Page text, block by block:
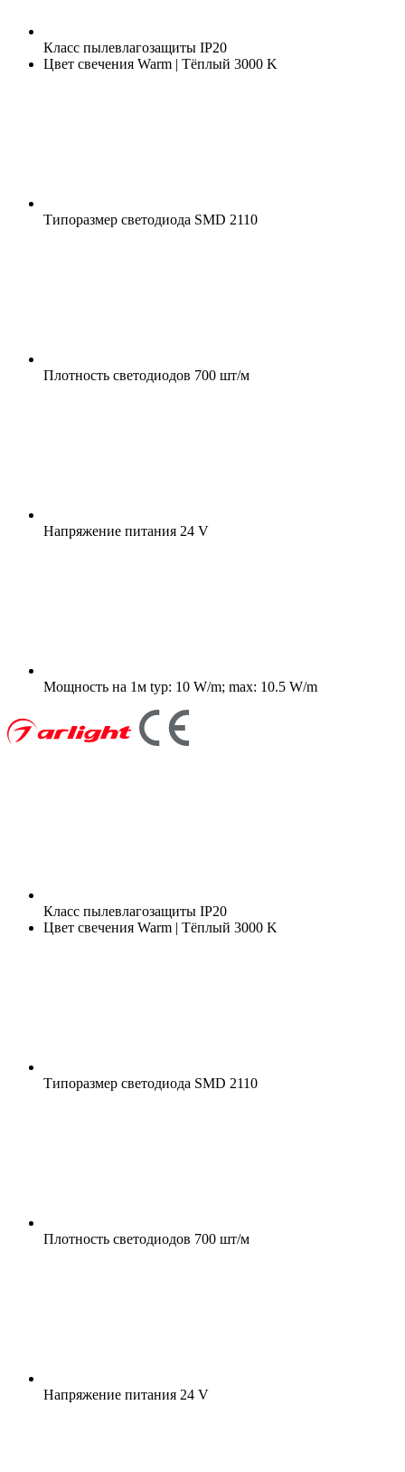
Класс пылевлагозащиты IP20
Цвет свечения Warm | Тёплый 3000 K
Типоразмер светодиода SMD 2110
Плотность светодиодов 700 шт/м
Напряжение питания 24 V
Мощность на 1м typ: 10 W/m; max: 10.5 W/m
Класс пылевлагозащиты IP20
Цвет свечения Warm | Тёплый 3000 K
Типоразмер светодиода SMD 2110
Плотность светодиодов 700 шт/м
Напряжение питания 24 V